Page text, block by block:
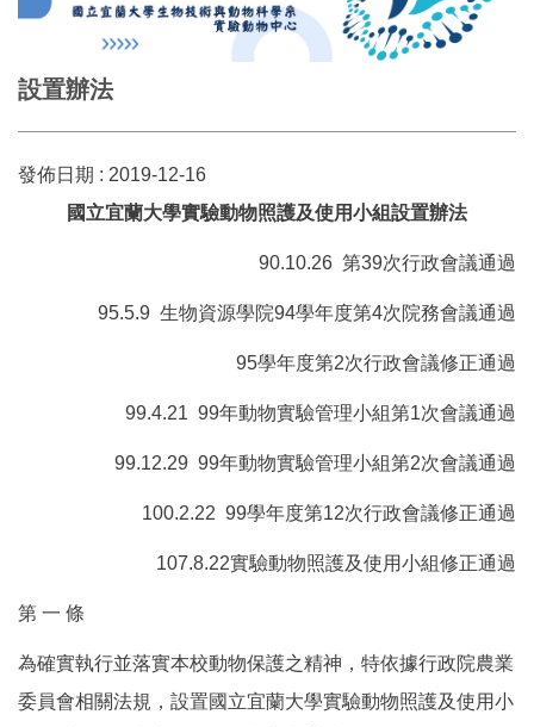
設置辦法
發佈日期 : 2019-12-16
國立宜蘭大學實驗動物照護及使用小組設置辦法
90.10.26 第39次行政會議通過
95.5.9 生物資源學院94學年度第4次院務會議通過
95學年度第2次行政會議修正通過
99.4.21 99年動物實驗管理小組第1次會議通過
99.12.29 99年動物實驗管理小組第2次會議通過
100.2.22 99學年度第12次行政會議修正通過
107.8.22實驗動物照護及使用小組修正通過
第 一 條
為確實執行並落實本校動物保護之精神，特依據行政院農業
委員會相關法規，設置國立宜蘭大學實驗動物照護及使用小